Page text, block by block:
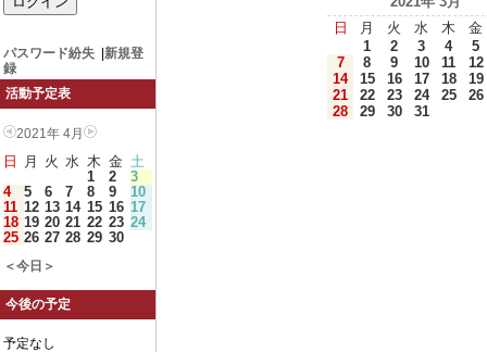
パスワード紛失
新規登
録
活動予定表
2021年 4月
日 月 火 水 木 金 土
1
2
3
4
5 6 7 8 9
10
11 12 13 14 15 16 17
18 19 20 21 22 23 24
25 26 27 28 29 30
＜今日＞
今後の予定
予定なし
日
月 火 水 木
金
1
2 3 4
5
7
8 9 10 11
12
14
15 16 17 18
19
21
22 23 24 25
26
28
29 30 31